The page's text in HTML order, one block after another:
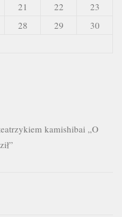
21 22
23
28 29
30
kamishibai „O